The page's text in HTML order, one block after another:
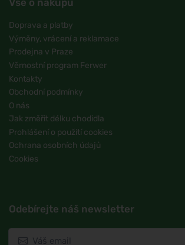
Vše o nákupu
Doprava a platby
Výměny, vrácení a reklamace
Prodejna v Praze
Věrnostní program Ferwer
Kontakty
Obchodní podmínky
O nás
Jak změřit délku chodidla
Prohlášení o použití cookies
Ochrana osobních údajů
Cookies
Odebírejte náš newsletter